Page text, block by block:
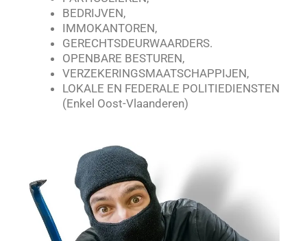
BEDRIJVEN,
IMMOKANTOREN,
GERECHTSDEURWAARDERS.
OPENBARE BESTUREN,
VERZEKERINGSMAATSCHAPPIJEN,
LOKALE EN FEDERALE POLITIEDIENSTEN
(Enkel Oost-Vlaanderen)